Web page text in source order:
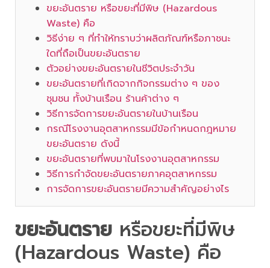
ขยะอันตราย หรือขยะที่มีพิษ (Hazardous
Waste) คือ
วิธีง่าย ๆ ที่ทำให้ทราบว่าผลิตภัณฑ์หรือภาชนะ
ใดที่ถือเป็นขยะอันตราย
ตัวอย่างขยะอันตรายในชีวิตประจำวัน
ขยะอันตรายที่เกิดจากกิจกรรมต่าง ๆ ของ
ชุมชน ทั้งบ้านเรือน ร้านค้าต่าง ๆ
วิธีการจัดการขยะอันตรายในบ้านเรือน
กรณีโรงงานอุตสาหกรรมมีข้อกำหนดกฎหมาย
ขยะอันตราย ดังนี้
ขยะอันตรายที่พบมาในโรงงานอุตสาหกรรม
วิธีการกำจัดขยะอันตรายภาคอุตสาหกรรม
การจัดการขยะอันตรายมีความสำคัญอย่างไร
ขยะอันตราย หรือขยะที่มีพิษ
(Hazardous Waste) คือ